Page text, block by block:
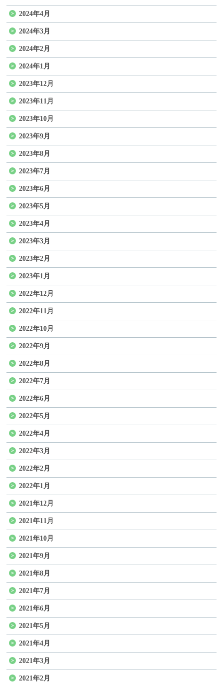
2024年4月
2024年3月
2024年2月
2024年1月
2023年12月
2023年11月
2023年10月
2023年9月
2023年8月
2023年7月
2023年6月
2023年5月
2023年4月
2023年3月
2023年2月
2023年1月
2022年12月
2022年11月
2022年10月
2022年9月
2022年8月
2022年7月
2022年6月
2022年5月
2022年4月
2022年3月
2022年2月
2022年1月
2021年12月
2021年11月
2021年10月
2021年9月
2021年8月
2021年7月
2021年6月
2021年5月
2021年4月
2021年3月
2021年2月